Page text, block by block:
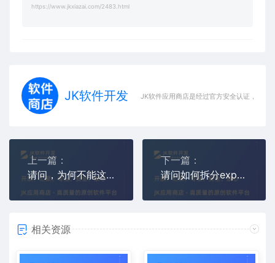
https://www.jkxiazai.com/2483.html
JK软件开发 JK软件应用商店是经过官方安全认证，保障
上一篇：
请问，为何不能这样运行ts文件呢？
下一篇：
请问如何拆分export const registerIpcMainHandlers = () => {...}里面的方法呢？
相关资源